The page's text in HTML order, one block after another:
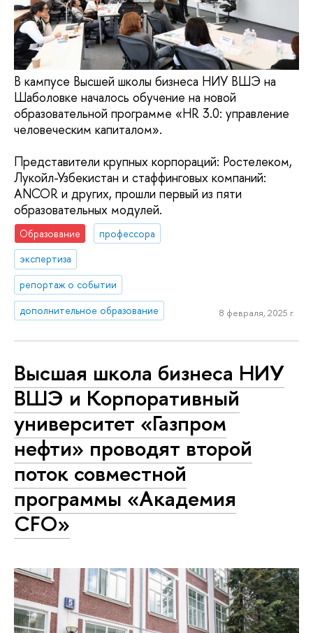
В кампусе Высшей школы бизнеса НИУ ВШЭ на
Шаболовке началось обучение на новой
образовательной программе «HR 3.0: управление
человеческим капиталом».
Представители крупных корпораций: Ростелеком,
Лукойл-Узбекистан и стаффинговых компаний:
ANCOR и других, прошли первый из пяти
образовательных модулей.
Образование
профессора
экспертиза
репортаж о событии
дополнительное образование
8 февраля, 2025 г.
Высшая школа бизнеса НИУ
ВШЭ и Корпоративный
университет «Газпром
нефти» проводят второй
поток совместной
программы «Академия
CFO»